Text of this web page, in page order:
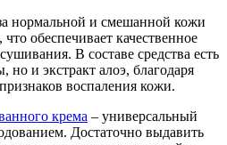
нормальной и смешанной кожи
обеспечивает качественное
В составе средства есть
но и экстракт алоэ, благодаря
воспаления кожи.
крема – универсальный
Достаточно выдавить